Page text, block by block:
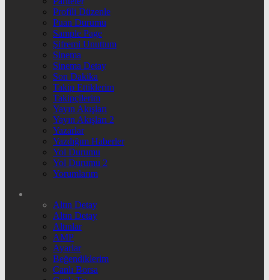
Profili Düzenle
Puan Durumu
Sample Page
Şifremi Unuttum
Sinema
Sinema Detay
Son Dakika
Takip Ettiklerim
Takipçilerim
Yayın Akışları
Yayın Akışları 2
Yazarlar
Yazdığım Haberler
Yol Durumu
Yol Durumu 2
Yorumlarım
Altın Detay
Altın Detay
Altınlar
AMP
Ayarlar
Beğendiklerim
Canlı Borsa